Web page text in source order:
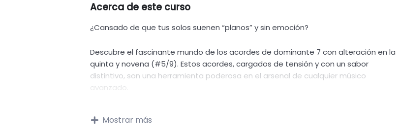
Acerca de este curso
¿Cansado de que tus solos suenen “planos” y sin emoción?
Descubre el fascinante mundo de los acordes de dominante 7 con alteración en la
quinta y novena (#5/9). Estos acordes, cargados de tensión y con un sabor
distintivo, son una herramienta poderosa en el arsenal de cualquier músico
avanzado.
forman y, crucialmente, cómo utilizarlos para crear momentos armónicos
Mostrar más